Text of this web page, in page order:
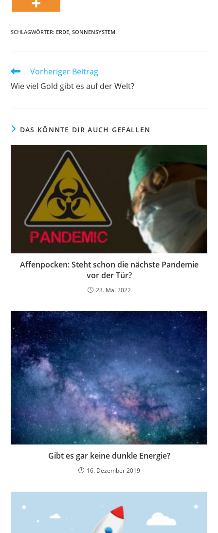
SCHLAGWÖRTER: ERDE SONNENSYSTEM
Weitere
ansehen
Vorheriger Beitrag
Wie viel Gold gibt es auf der Welt?
DAS KÖNNTE DIR AUCH GEFALLEN
Affenpocken: Steht schon die nächste Pandemie
vor der Tür?
23. Mai 2022
Gibt es gar keine dunkle Energie?
16. Dezember 2019